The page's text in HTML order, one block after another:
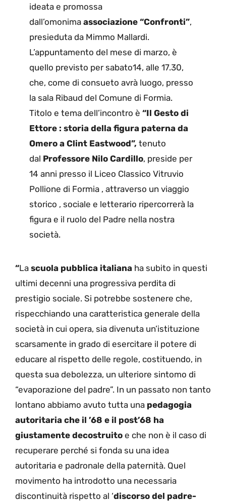
ideata e promossa
dall’omonima associazione “Confronti”,
presieduta da Mimmo Mallardi.
L’appuntamento del mese di marzo, è
quello previsto per sabato14, alle 17.30,
che, come di consueto avrà luogo, presso
la sala Ribaud del Comune di Formia.
Titolo e tema dell’incontro è “Il Gesto di
Ettore : storia della figura paterna da
Omero a Clint Eastwood”, tenuto
dal Professore Nilo Cardillo, preside per
14 anni presso il Liceo Classico Vitruvio
Pollione di Formia , attraverso un viaggio
storico , sociale e letterario ripercorrerà la
figura e il ruolo del Padre nella nostra
società.
“La scuola pubblica italiana ha subito in questi
ultimi decenni una progressiva perdita di
prestigio sociale. Si potrebbe sostenere che,
rispecchiando una caratteristica generale della
società in cui opera, sia divenuta un’istituzione
scarsamente in grado di esercitare il potere di
educare al rispetto delle regole, costituendo, in
questa sua debolezza, un ulteriore sintomo di
“evaporazione del padre”. In un passato non tanto
lontano abbiamo avuto tutta una pedagogia
autoritaria che il ’68 e il post’68 ha
giustamente decostruito e che non è il caso di
recuperare perché si fonda su una idea
autoritaria e padronale della paternità. Quel
movimento ha introdotto una necessaria
discontinuità rispetto al ‘discorso del padre-